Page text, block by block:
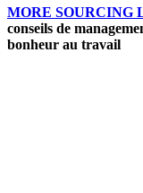
MORE SOURCING
conseils de
bonheur au travail